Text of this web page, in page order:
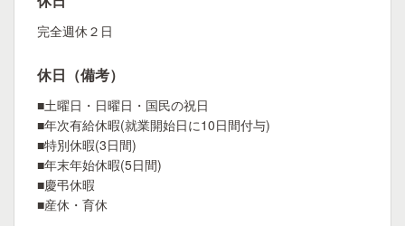
完全週休２日
休日（備考）
■土曜日・日曜日・国民の祝日
■年次有給休暇(就業開始日に10日間付与)
■特別休暇(3日間)
■年末年始休暇(5日間)
■慶弔休暇
■産休・育休